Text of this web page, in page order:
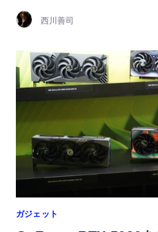
西川善司
ガジェット